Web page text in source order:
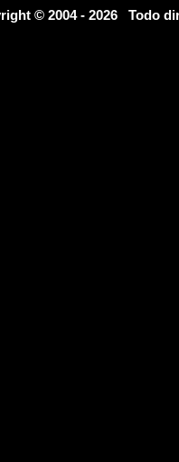
© 2004 - 2026 Todo